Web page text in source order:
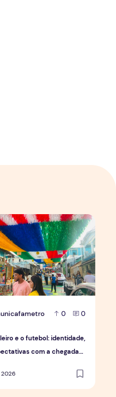
a Copa do Mundo
0 0
e o futebol: identidade,
com a chegada
2026
e o futebol: identidade,